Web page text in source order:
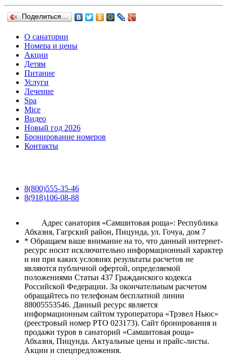
Поделиться…
О санатории
Номера и цены
Акции
Детям
Питание
Услуги
Лечение
Spa
Mice
Видео
Новый год 2026
Бронирование номеров
Контакты
8(800)555-35-46
8(918)106-08-88
Адрес санатория «Самшитовая роща»: Республика
Абхазия, Гагрский район, Пицунда, ул. Гочуа, дом 7
* Обращаем ваше внимание на то, что данный интернет-
ресурс носит исключительно информационный характер
и ни при каких условиях результаты расчетов не
являются публичной офертой, определяемой
положениями Статьи 437 Гражданского кодекса
Российской Федерации. За окончательным расчетом
обращайтесь по телефонам бесплатной линии
88005553546. Данный ресурс является
информационным сайтом туроператора «Трэвел Ньюс»
(реестровый номер РТО 023173). Сайт бронирования и
продажи туров в санаторий «Самшитовая роща»
Абхазия, Пицунда. Актуальные цены и прайс-листы.
Акции и спецпредложения.